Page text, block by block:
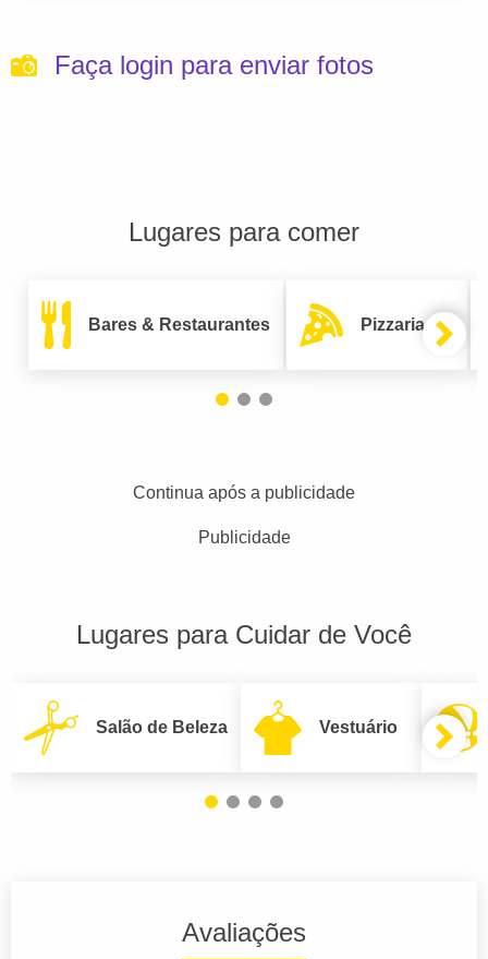
Faça login para enviar fotos
Lugares para comer
Bares & Restaurantes Pizzarias
Continua após a publicidade
Publicidade
Lugares para Cuidar de Você
Salão de Beleza Vestuário
Avaliações